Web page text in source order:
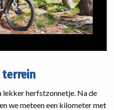
terrein
lekker herfstzonnetje. Na de
we meteen een kilometer met